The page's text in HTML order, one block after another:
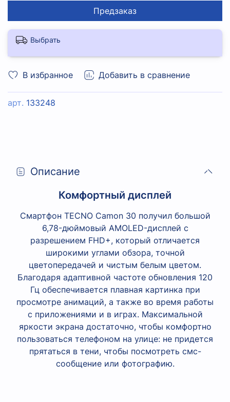
В избранное Добавить в сравнение
арт. 133248
Предзаказ
Выбрать
Описание
Комфортный дисплей
Смартфон TECNO Camon 30 получил большой
6,78-дюймовый AMOLED-дисплей с
разрешением FHD+, который отличается
широкими углами обзора, точной
цветопередачей и чистым белым цветом.
Благодаря адаптивной частоте обновления 120
Гц обеспечивается плавная картинка при
просмотре анимаций, а также во время работы
с приложениями и в играх. Максимальной
яркости экрана достаточно, чтобы комфортно
пользоваться телефоном на улице: не придется
прятаться в тени, чтобы посмотреть смс-
сообщение или фотографию.